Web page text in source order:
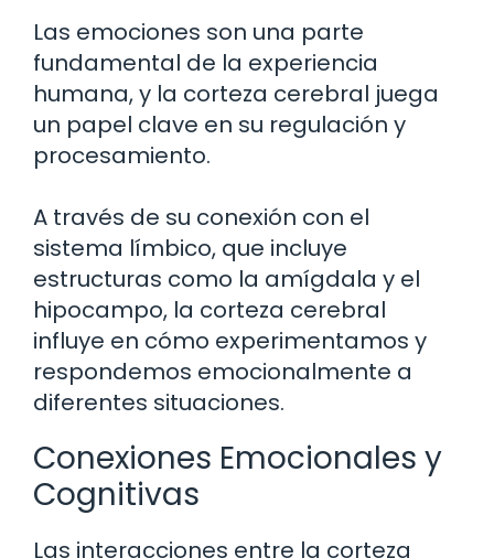
Las emociones son una parte
fundamental de la experiencia
humana, y la corteza cerebral juega
un papel clave en su regulación y
procesamiento.
A través de su conexión con el
sistema límbico, que incluye
estructuras como la amígdala y el
hipocampo, la corteza cerebral
influye en cómo experimentamos y
respondemos emocionalmente a
diferentes situaciones.
Conexiones Emocionales y
Cognitivas
Las interacciones entre la corteza